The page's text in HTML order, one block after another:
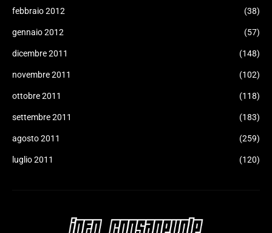
febbraio 2012 (38)
gennaio 2012 (57)
dicembre 2011 (148)
novembre 2011 (102)
ottobre 2011 (118)
settembre 2011 (183)
agosto 2011 (259)
luglio 2011 (120)